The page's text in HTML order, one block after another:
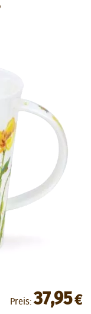
Preis: 37,95€